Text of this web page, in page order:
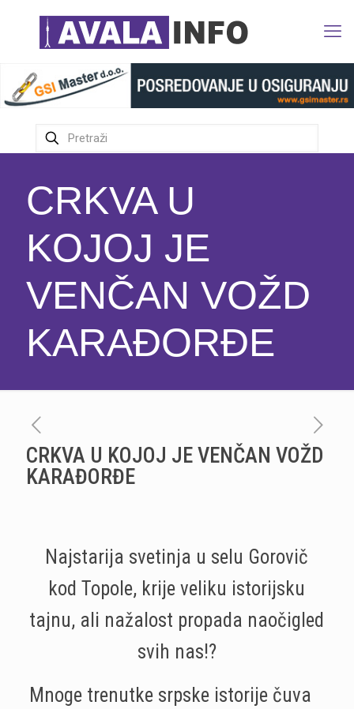
CRKVA U
KOJOJ JE
VENČAN VOŽD
KARAĐORĐE
CRKVA U KOJOJ JE VENČAN VOŽD
KARAĐORĐE
Najstarija svetinja u selu Gorovič
kod Topole, krije veliku istorijsku
tajnu, ali nažalost propada naočigled
svih nas!?
Mnoge trenutke srpske istorije čuva